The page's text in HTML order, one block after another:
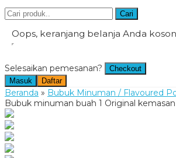
Cari
Oops, keranjang belanja Anda
Selesaikan pemesanan?
Checkout
Masuk
Daftar
Beranda » Bubuk Minuman / Flavoured
Bubuk minuman buah 1 Original